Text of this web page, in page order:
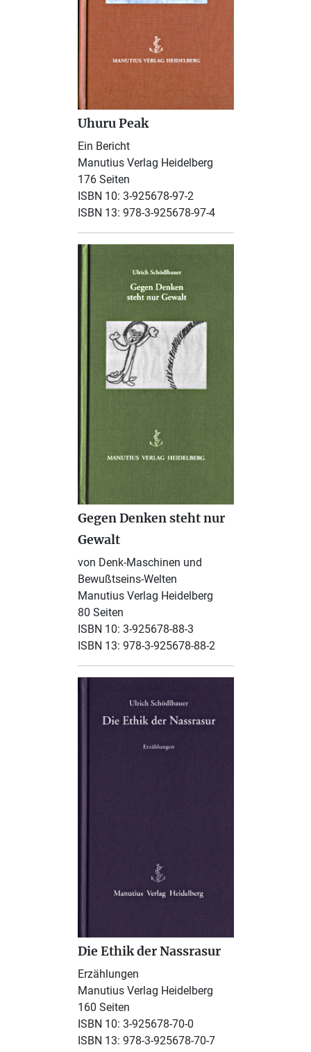
Uhuru Peak
Ein Bericht
Manutius Verlag Heidelberg
176 Seiten
ISBN 10: 3-925678-97-2
ISBN 13: 978-3-925678-97-4
Gegen Denken steht nur
Gewalt
von Denk-Maschinen und
Bewußtseins-Welten
Manutius Verlag Heidelberg
80 Seiten
ISBN 10: 3-925678-88-3
ISBN 13: 978-3-925678-88-2
Die Ethik der Nassrasur
Erzählungen
Manutius Verlag Heidelberg
160 Seiten
ISBN 10: 3-925678-70-0
ISBN 13: 978-3-925678-70-7